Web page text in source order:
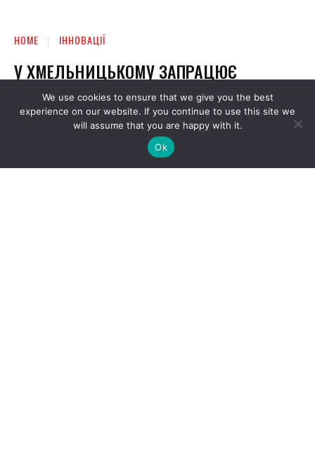
We use cookies to ensure that we give you the best
experience on our website. If you continue to use this site we
will assume that you are happy with it.
Ok